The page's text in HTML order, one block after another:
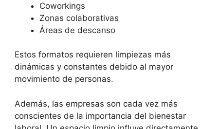
Coworkings
Zonas colaborativas
Áreas de descanso
Estos formatos requieren limpiezas más
dinámicas y constantes debido al mayor
movimiento de personas.
Además, las empresas son cada vez más
conscientes de la importancia del bienestar